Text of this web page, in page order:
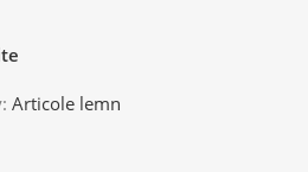
Articole lemn